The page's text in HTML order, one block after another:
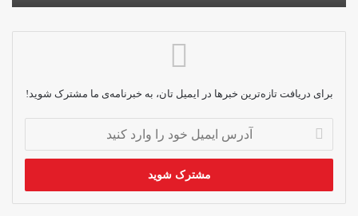
برای دریافت تازه‌ترین خبرها در ایمیل تان، به خبرنامه‌ی ما مشترک شوید!
آدرس
ایمیل
خود
وارد